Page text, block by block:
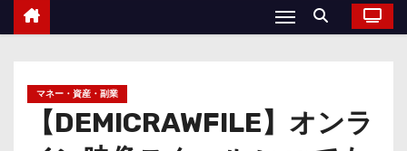
マネー・資産・副業
【DEMICRAWFILE】オンラ